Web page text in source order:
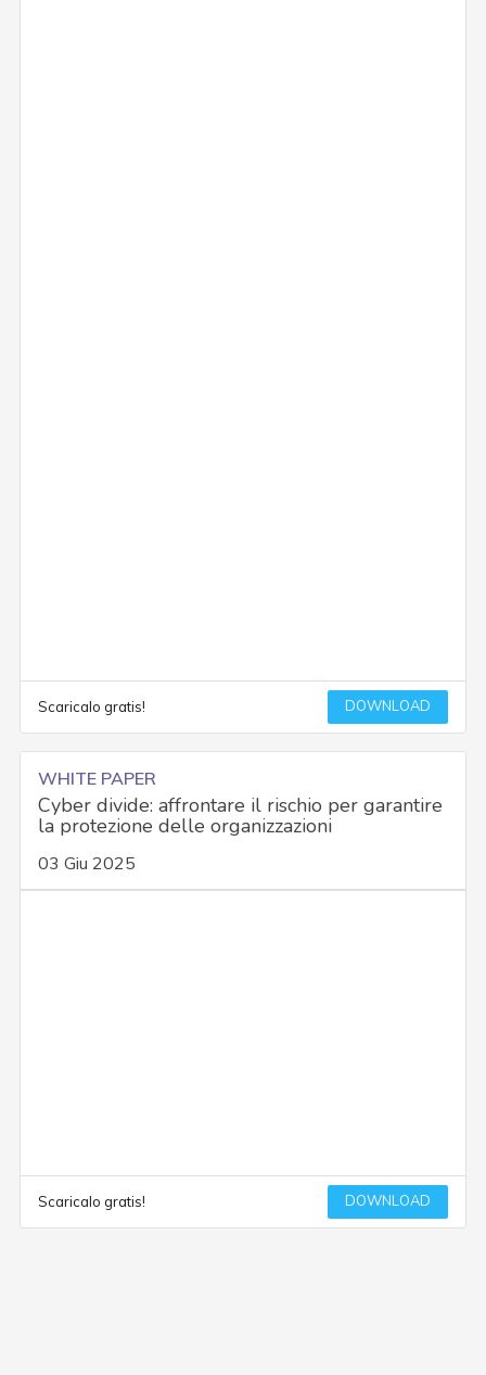
Scaricalo gratis! DOWNLOAD
WHITE PAPER
Cyber divide: affrontare il rischio per garantire
la protezione delle organizzazioni
03 Giu 2025
Scaricalo gratis! DOWNLOAD